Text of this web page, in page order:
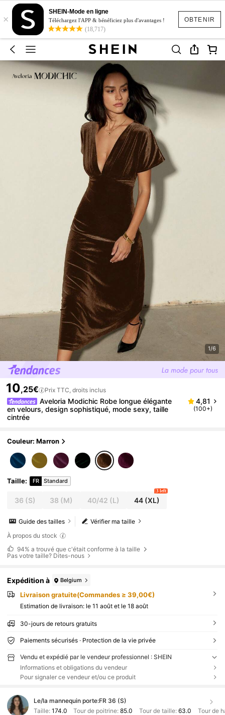
OBTENIR
×
SHEIN-Mode en ligne
Téléchargez l'APP & bénéficiez plus d'avantages !
(18,717)
1/6
10,25€ Prix TTC, droits inclus
Aveloria Modichic Robe longue élégante
en velours, design sophistiqué, mode sexy, taille
cintrée
4,81
(100+)
Couleur: Marron
Taille: FR Standard
36 (S) 38 (M) 40/42 (L) 44(XL)
3 left
Vérifier ma taille
Guide des tailles
À propos du stock
94% a trouvé que c'était conforme à la taille
Pas votre taille? Dites-nous
Expédition à Belgium
Livraison gratuite(Commandes ≥ 39,00€)
Estimation de livraison: le 11 août et le 18 août
30-jours de retours gratuits
Paiements sécurisés · Protection de la vie privée
Vendu et expédié par le vendeur professionnel : SHEIN
Informations et obligations du vendeur
Pour signaler ce vendeur et/ou ce produit
Le/la mannequin porte:FR 36 (S)
Taille: 174.0 Tour de poitrine:85.0 Tour de taille: 63.0 Tour de